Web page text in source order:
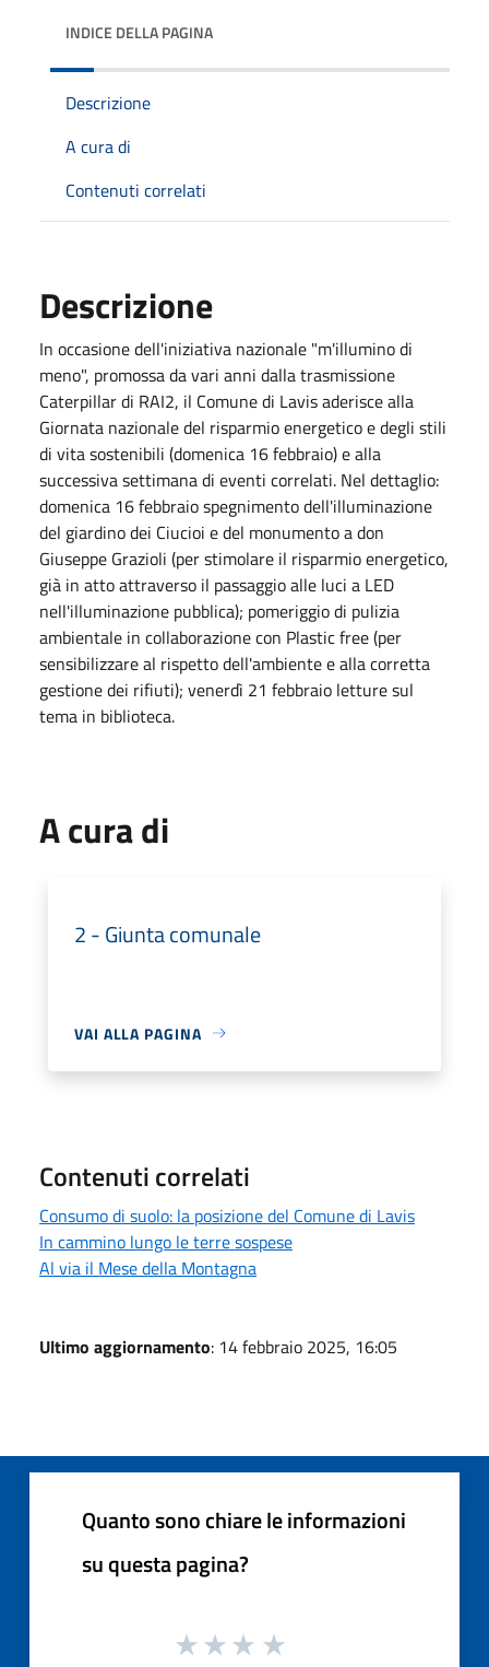
INDICE DELLA PAGINA
Descrizione
A cura di
Contenuti correlati
Descrizione
In occasione dell'iniziativa nazionale "m'illumino di
meno", promossa da vari anni dalla trasmissione
Caterpillar di RAI2, il Comune di Lavis aderisce alla
Giornata nazionale del risparmio energetico e degli stili
di vita sostenibili (domenica 16 febbraio) e alla
successiva settimana di eventi correlati. Nel dettaglio:
domenica 16 febbraio spegnimento dell'illuminazione
del giardino dei Ciucioi e del monumento a don
Giuseppe Grazioli (per stimolare il risparmio energetico,
già in atto attraverso il passaggio alle luci a LED
nell'illuminazione pubblica); pomeriggio di pulizia
ambientale in collaborazione con Plastic free (per
sensibilizzare al rispetto dell'ambiente e alla corretta
gestione dei rifiuti); venerdì 21 febbraio letture sul
tema in biblioteca.
A cura di
2 - Giunta comunale
VAI ALLA PAGINA
Contenuti correlati
Consumo di suolo: la posizione del Comune di Lavis
In cammino lungo le terre sospese
Al via il Mese della Montagna
Ultimo aggiornamento: 14 febbraio 2025, 16:05
Quanto sono chiare le informazioni
su questa pagina?